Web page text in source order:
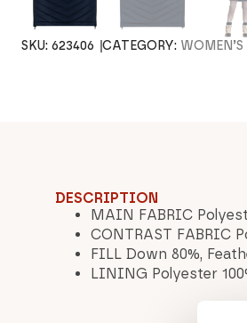
SKU: 623406 CATEGORY:
DESCRIPTION
MAIN FABRIC
CONTRAST FABRIC
FILL Down 80%,
LINING Polyester